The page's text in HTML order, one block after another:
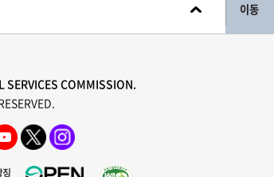
이동
COMMISSION.